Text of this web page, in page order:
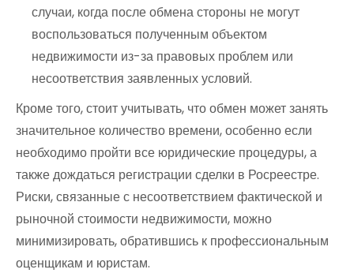
случаи, когда после обмена стороны не могут
воспользоваться полученным объектом
недвижимости из-за правовых проблем или
несоответствия заявленных условий.
Кроме того, стоит учитывать, что обмен может занять
значительное количество времени, особенно если
необходимо пройти все юридические процедуры, а
также дождаться регистрации сделки в Росреестре.
Риски, связанные с несоответствием фактической и
рыночной стоимости недвижимости, можно
минимизировать, обратившись к профессиональным
оценщикам и юристам.